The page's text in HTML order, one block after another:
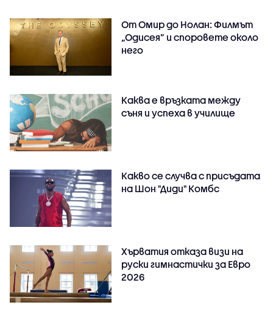
От Омир до Нолан: Филмът
„Одисея” и споровете около
него
Каква е връзката между
съня и успеха в училище
Какво се случва с присъдата
на Шон "Диди" Комбс
Хърватия отказа визи на
руски гимнастички за Евро
2026